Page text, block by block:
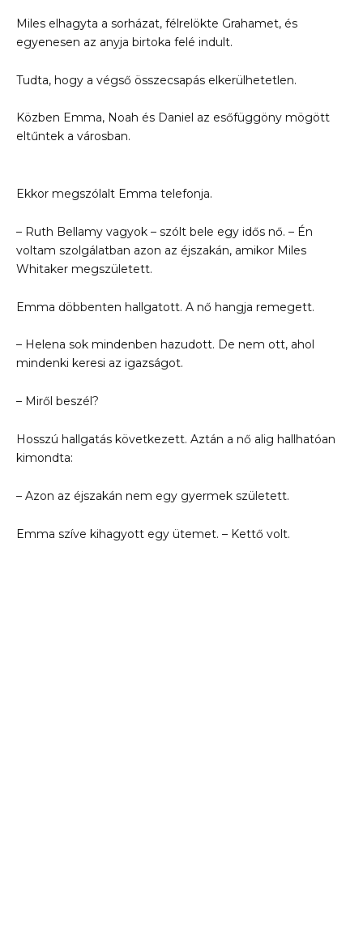
Miles elhagyta a sorházat, félrelökte Grahamet, és
egyenesen az anyja birtoka felé indult.
Tudta, hogy a végső összecsapás elkerülhetetlen.
Közben Emma, Noah és Daniel az esőfüggöny mögött
eltűntek a városban.
Ekkor megszólalt Emma telefonja.
– Ruth Bellamy vagyok – szólt bele egy idős nő. – Én
voltam szolgálatban azon az éjszakán, amikor Miles
Whitaker megszületett.
Emma döbbenten hallgatott. A nő hangja remegett.
– Helena sok mindenben hazudott. De nem ott, ahol
mindenki keresi az igazságot.
– Miről beszél?
Hosszú hallgatás következett. Aztán a nő alig hallhatóan
kimondta:
– Azon az éjszakán nem egy gyermek született.
Emma szíve kihagyott egy ütemet. – Kettő volt.